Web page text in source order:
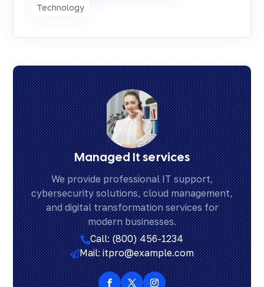
Technology
Managed It services
We provide professional IT support,
cybersecurity solutions, cloud management,
and digital transformation services for
modern businesses.
Call: (800) 456-1234
Mail: itpro@example.com